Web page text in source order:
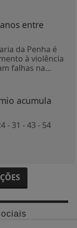
entre
da Penha é
à violência
falhas na...
acumula
- 31 - 43 - 54